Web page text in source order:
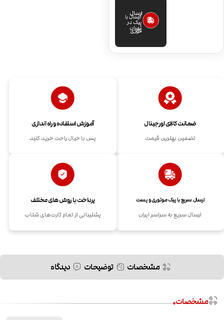
ارسال
فوری
ارسال با
پیک در
تهران
ضمانت کالای اورجینال
تضمین بهترین قیمت
آموزش استفاده و راه اندازی
پس با خیال راحت خرید کنید
ارسال سریع با پیک موتوری و پست
ارسال سریع به سراسر ایران
پرداخت با روش های مختلف
پشتیبانی از تمام کارت‌های شتاب
مشخصات توضیحات دیدگاه
مشخصات